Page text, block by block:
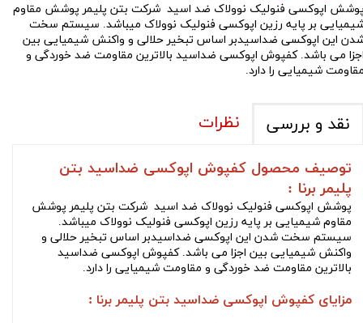
اپوکسی فنولیک نوولاک ضد اسید شرکت بتن پلیمر پوشش مقاوم
بر پایه رزین اپوکسی فنولیک نوولاک میباشد. سیستم سخت
این اپوکسی ضداسیدبر اساس تبخیر حلالی و واکنش شیمیایی بین
می باشد. کفپوش اپوکسی ضداسید بالاترین مقاومت ضد خوردگی و
شیمیایی را دارد.
نقد و بررسی نظرات
توصیف محصول کفپوش اپوکسی ضداسید بتن
پلیمر برنا :
پوشش اپوکسی فنولیک نوولاک ضد اسید شرکت بتن پلیمر پوشش
مقاوم شیمیایی بر پایه رزین اپوکسی فنولیک نوولاک میباشد.
سیستم سخت شدن این اپوکسی ضداسیدبر اساس تبخیر حلالی و
واکنش شیمیایی بین اجزا می باشد. کفپوش اپوکسی ضداسید
بالاترین مقاومت ضد خوردگی و مقاومت شیمیایی را دارد.
مزایای کفپوش اپوکسی ضداسید بتن پلیمر برنا :